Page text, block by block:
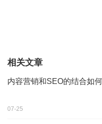
相关文章
内容营销和SEO的结合如
07-25